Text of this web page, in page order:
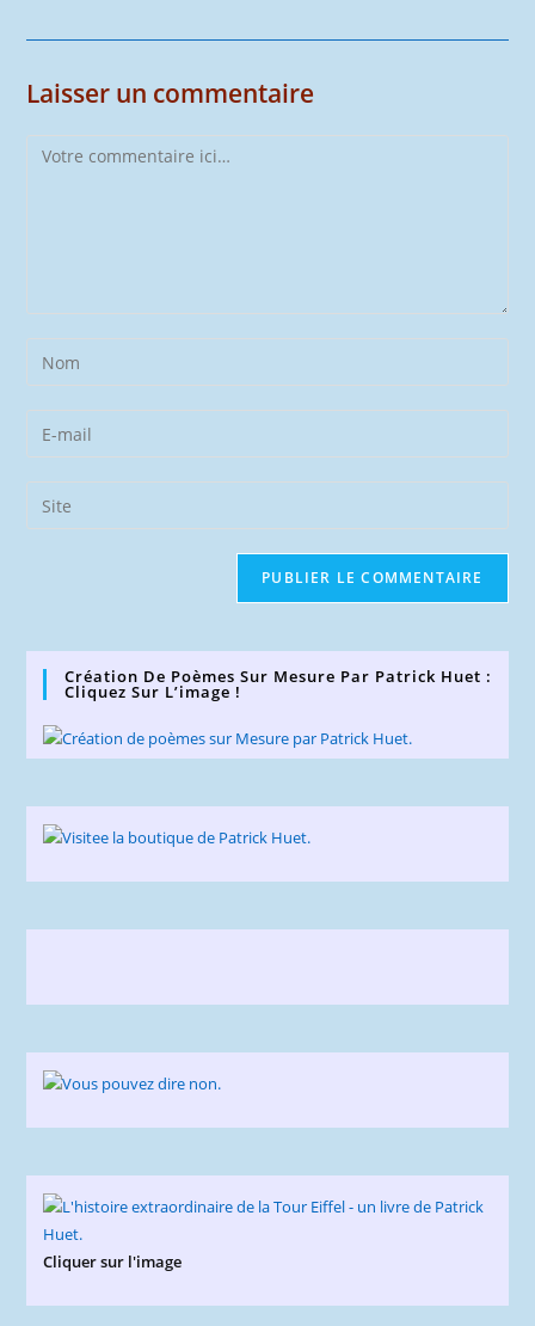
Laisser un commentaire
Comment
Enter
your
name
comment
Enter
your
email
address
Saisir
l’URL
Création De Poèmes Sur Mesure Par Patrick Huet :
Cliquez Sur L’image !
Cliquer sur l'image